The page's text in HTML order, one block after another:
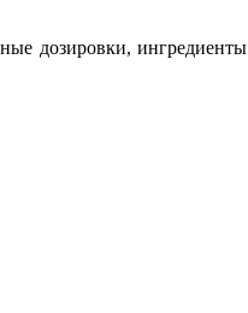
дозировки,